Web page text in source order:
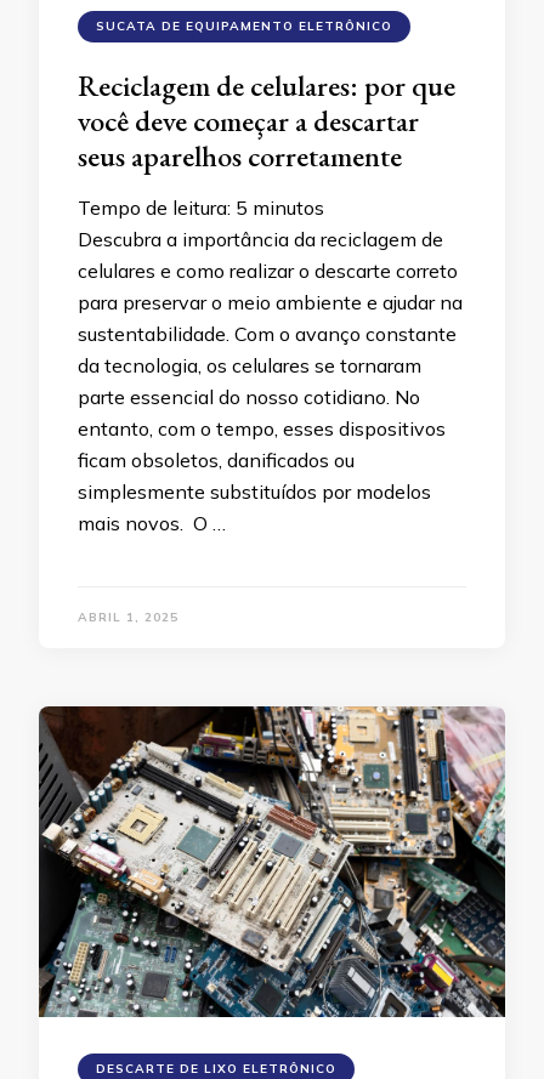
SUCATA DE EQUIPAMENTO ELETRÔNICO
Reciclagem de celulares: por que
você deve começar a descartar
seus aparelhos corretamente
Tempo de leitura: 5 minutos
Descubra a importância da reciclagem de
celulares e como realizar o descarte correto
para preservar o meio ambiente e ajudar na
sustentabilidade. Com o avanço constante
da tecnologia, os celulares se tornaram
parte essencial do nosso cotidiano. No
entanto, com o tempo, esses dispositivos
ficam obsoletos, danificados ou
simplesmente substituídos por modelos
mais novos. O …
ABRIL 1, 2025
DESCARTE DE LIXO ELETRÔNICO